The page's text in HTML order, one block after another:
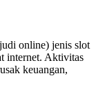
online) jenis slot
internet. Aktivitas
keuangan,